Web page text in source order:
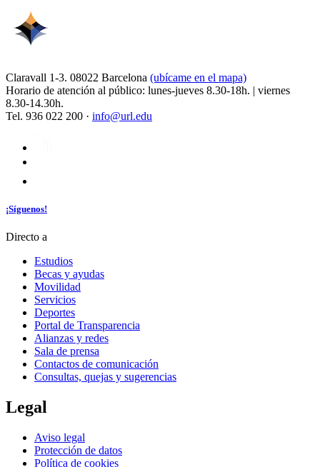
Claravall 1-3. 08022 Barcelona (ubícame en el mapa)
Horario de atención al público: lunes-jueves 8.30-18h. | viernes
8.30-14.30h.
Tel. 936 022 200 · info@url.edu
¡Síguenos!
Directo a
Estudios
Becas y ayudas
Movilidad
Servicios
Deportes
Portal de Transparencia
Alianzas y redes
Sala de prensa
Contactos de comunicación
Consultas, quejas y sugerencias
Legal
Aviso legal
Protección de datos
Política de cookies